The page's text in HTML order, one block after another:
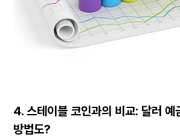
4. 스테이블 코인과의 비교: 달러 예
방법도?